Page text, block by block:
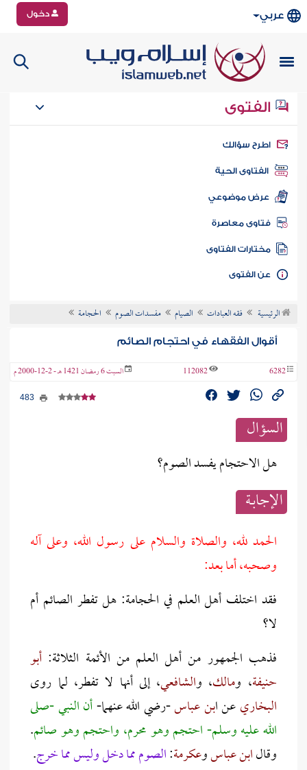
عربي دخول
الفتوى
سؤالك
الفتاوى الحية
عرض موضوعي
فتاوى معاصرة
مختارات الفتاوى
الفتوى
الرئيسية فقه العبادات الصيام مفسدات الصوم الحجامة
أقوال الفقهاء في احتجام الصائم
6282
112082 السبت 6 رمضان 1421 هـ - 2-12-2000 م
السؤال
هل الاحتجام يفسد الصوم؟
الإجابــة
الحمد لله، والصلاة والسلام على رسول الله، وعلى آله
وصحبه، أما بعد:
فقد اختلف أهل العلم في الحجامة: هل تفطر الصائم أم
لا؟
فذهب الجمهور من أهل العلم من الأئمة الثلاثة: أبو
حنيفة، ومالك، والشافعي، إلى أنها لا تفطر، لما روى
البخاريعن ابن عباس-رضي الله عنهما-أن النبي -صلى
الله عليه وسلم- احتجم وهو محرم، واحتجم وهو صائم.
وقالابن عباسوعكرمة:الصوم مما دخل وليس مما خرج.